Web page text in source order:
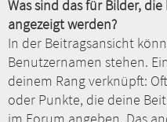
Was sind das für Bilder,
angezeigt werden?
In der Beitragsansicht
Benutzernamen stehen.
deinem Rang verknüpft:
oder Punkte, die deine